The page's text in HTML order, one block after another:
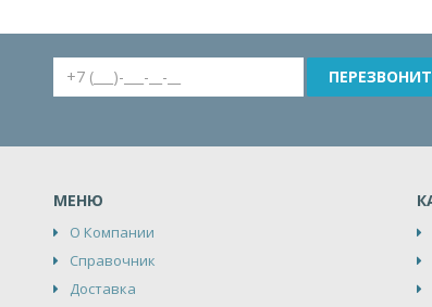
МЕНЮ
О Компании
Справочник
Доставка